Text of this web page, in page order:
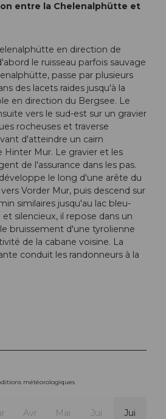
entre la Chelenalphütte et
en direction de
le ruisseau parfois sauvage
passe par plusieurs
des lacets raides jusqu'à la
en direction du Bergsee. Le
vers le sud-est sur un gravier
rocheuses et traverse
d'atteindre un cairn
Hinter Mur. Le gravier et les
de l'assurance dans les pas.
le long d'une arête du
Vorder Mur, puis descend sur
similaires jusqu'au lac bleu-
silencieux, il repose dans un
bruissement d'une tyrolienne
de la cabane voisine. La
conduit les randonneurs à la
météorologiques
Avr Mai Jui Jui